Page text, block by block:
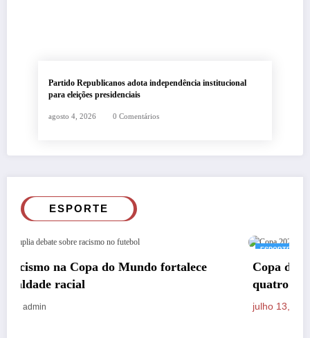
Partido Republicanos adota independência institucional
para eleições presidenciais
agosto 4, 2026 0 Comentários
ESPORTE
Copa do Mundo 2026 alcança feito raro com
quatro campeões nas semifinais